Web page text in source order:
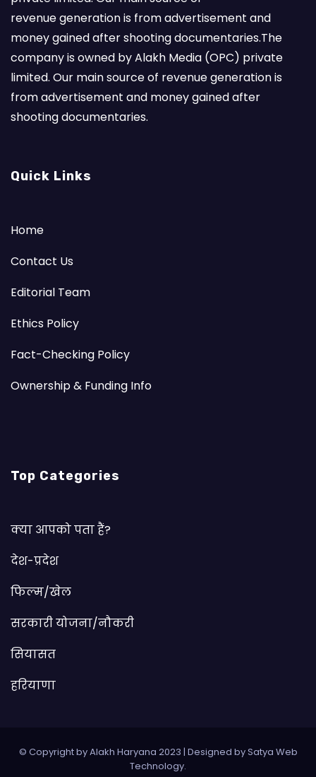
revenue generation is from advertisement and
money gained after shooting documentaries.The
company is owned by Alakh Media (OPC) private
limited. Our main source of revenue generation is
from advertisement and money gained after
shooting documentaries.
Quick Links
Home
Contact Us
Editorial Team
Ethics Policy
Fact-Checking Policy
Ownership & Funding Info
Top Categories
क्या आपको पता हैं?
देश-प्रदेश
फिल्म/खेल
सरकारी योजना/नौकरी
सियासत
हरियाणा
© Copyright by Alakh Haryana 2023 | Designed bySatya Web
Technology.